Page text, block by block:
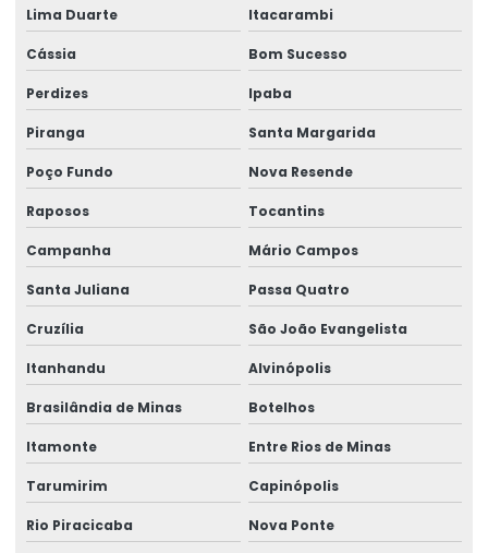
Lima Duarte Itacarambi
Cássia Bom Sucesso
Perdizes Ipaba
Piranga Santa Margarida
Poço Fundo Nova Resende
Raposos Tocantins
Campanha Mário Campos
Santa Juliana Passa Quatro
Cruzília São João Evangelista
Itanhandu Alvinópolis
Brasilândia de Minas Botelhos
Itamonte Entre Rios de Minas
Tarumirim Capinópolis
Rio Piracicaba Nova Ponte